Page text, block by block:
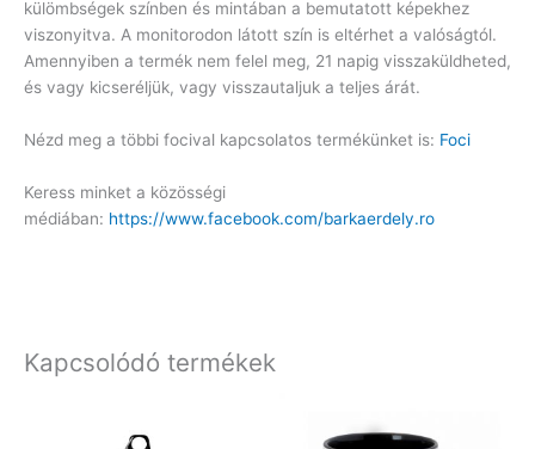
külömbségek színben és mintában a bemutatott képekhez
viszonyitva. A monitorodon látott szín is eltérhet a valóságtól.
Amennyiben a termék nem felel meg, 21 napig visszaküldheted,
és vagy kicseréljük, vagy visszautaljuk a teljes árát.
Nézd meg a többi focival kapcsolatos termékünket is: Foci
Keress minket a közösségi
médiában: https://www.facebook.com/barkaerdely.ro
Kapcsolódó termékek